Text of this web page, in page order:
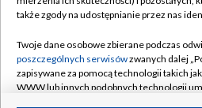
Naziemna Telewizja Cyfrowa
Rada Programowa
System NOS
Pomoc
także zgody na udostępnianie przez nas
Twoje dane osobowe zbierane podczas
poszczególnych serwisówzwanych dalej
zapisywane za pomocą technologii takich
WWW lub innych podobnych technologii